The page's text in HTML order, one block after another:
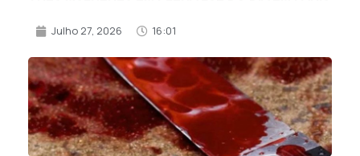
Julho 27, 2026 16:01